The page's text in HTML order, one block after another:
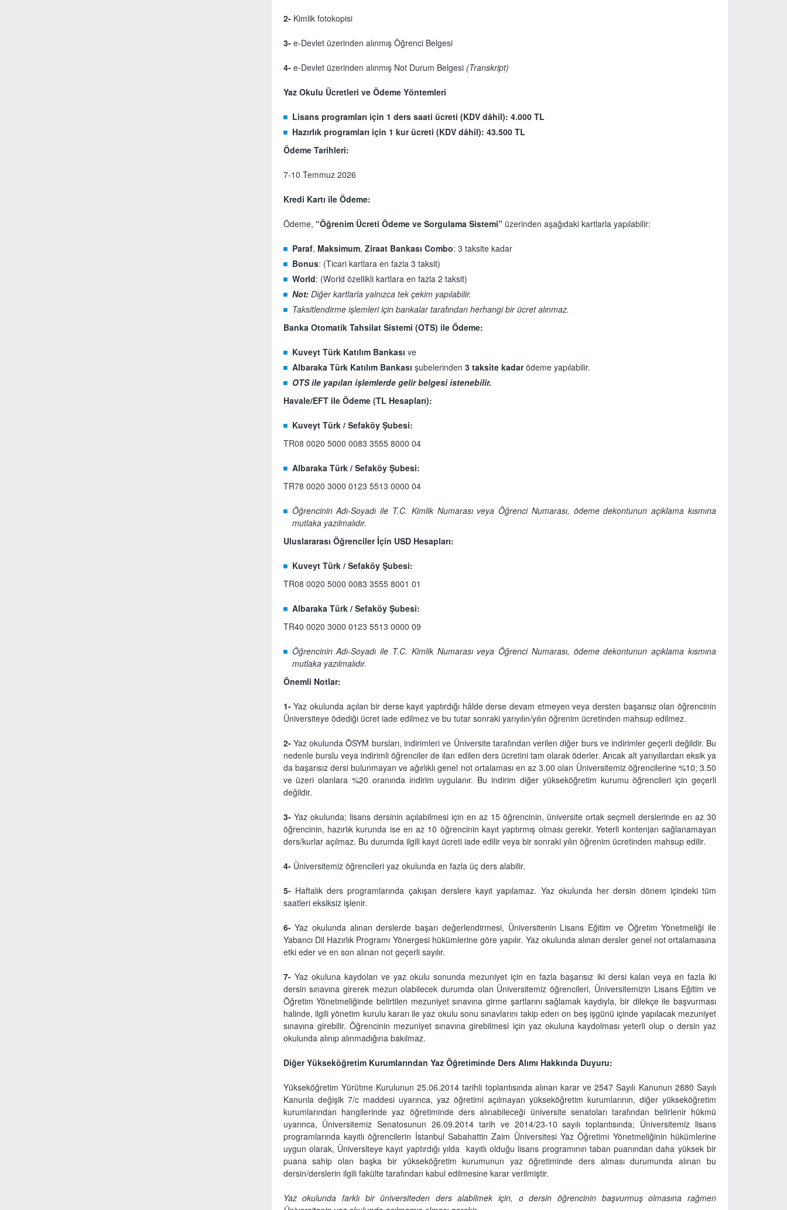
2-Kimlik fotokopisi
3-e-Devlet üzerinden alınmış Öğrenci Belgesi
4-e-Devlet üzerinden alınmış Not Durum Belgesi (Transkript)
Yaz Okulu Ücretleri ve Ödeme Yöntemleri
Lisans programları için 1 ders saati ücreti (KDV dâhil): 4.000 TL
Hazırlık programları için 1 kur ücreti (KDV dâhil): 43.500 TL
Ödeme Tarihleri:
7-10 Temmuz 2026
Kredi Kartı ile Ödeme:
Ödeme, “Öğrenim Ücreti Ödeme ve Sorgulama Sistemi”üzerinden aşağıdaki kartlarla yapılabilir:
Paraf, Maksimum, Ziraat Bankası Combo: 3 taksite kadar
Bonus: (Ticari kartlara en fazla 3 taksit)
World: (World özellikli kartlara en fazla 2 taksit)
Not:Diğer kartlarla yalnızca tek çekim yapılabilir.
Taksitlendirme işlemleri için bankalar tarafından herhangi bir ücret alınmaz.
Banka Otomatik Tahsilat Sistemi (OTS) ile Ödeme:
Kuveyt Türk Katılım Bankası ve
Albaraka Türk Katılım Bankası şubelerinden 3 taksite kadarödeme yapılabilir.
OTS ile yapılan işlemlerde gelir belgesi istenebilir.
Havale/EFT ile Ödeme (TL Hesapları):
Kuveyt Türk / Sefaköy Şubesi:
TR08 0020 5000 0083 3555 8000 04
Albaraka Türk / Sefaköy Şubesi:
TR78 0020 3000 0123 5513 0000 04
Öğrencinin Adı-Soyadı ile T.C. Kimlik Numarası veya Öğrenci Numarası, ödeme dekontunun açıklama kısmına
mutlaka yazılmalıdır.
Uluslararası Öğrenciler İçin USD Hesapları:
Kuveyt Türk / Sefaköy Şubesi:
TR08 0020 5000 0083 3555 8001 01
Albaraka Türk / Sefaköy Şubesi:
TR40 0020 3000 0123 5513 0000 09
Öğrencinin Adı-Soyadı ile T.C. Kimlik Numarası veya Öğrenci Numarası, ödeme dekontunun açıklama kısmına
mutlaka yazılmalıdır.
Önemli Notlar:
1-Yaz okulunda açılan bir derse kayıt yaptırdığı hâlde derse devam etmeyen veya dersten başarısız olan öğrencinin
Üniversiteye ödediği ücret iade edilmez ve bu tutar sonraki yarıyılın/yılın öğrenim ücretinden mahsup edilmez.
2- Yaz okulunda ÖSYM bursları, indirimleri ve Üniversite tarafından verilen diğer burs ve indirimler geçerli değildir. Bu
nedenle burslu veya indirimli öğrenciler de ilan edilen ders ücretini tam olarak öderler. Ancak alt yarıyıllardan eksik ya
da başarısız dersi bulunmayan ve ağırlıklı genel not ortalaması en az 3.00 olan Üniversitemiz öğrencilerine %10; 3.50
ve üzeri olanlara %20 oranında indirim uygulanır. Bu indirim diğer yükseköğretim kurumu öğrencileri için geçerli
değildir.
3- Yaz okulunda; lisans dersinin açılabilmesi için en az 15 öğrencinin, üniversite ortak seçmeli derslerinde en az 30
öğrencinin, hazırlık kurunda ise en az 10 öğrencinin kayıt yaptırmış olması gerekir. Yeterli kontenjan sağlanamayan
ders/kurlar açılmaz. Bu durumda ilgili kayıt ücreti iade edilir veya bir sonraki yılın öğrenim ücretinden mahsup edilir.
4- Üniversitemiz öğrencileri yaz okulunda en fazla üç ders alabilir.
5- Haftalık ders programlarında çakışan derslere kayıt yapılamaz. Yaz okulunda her dersin dönem içindeki tüm
saatleri eksiksiz işlenir.
6-Yaz okulunda alınan derslerde başarı değerlendirmesi, Üniversitenin Lisans Eğitim ve Öğretim Yönetmeliği ile
Yabancı Dil Hazırlık Programı Yönergesi hükümlerine göre yapılır. Yaz okulunda alınan dersler genel not ortalamasına
etki eder ve en son alınan not geçerli sayılır.
7-Yaz okuluna kaydolan ve yaz okulu sonunda mezuniyet için en fazla başarısız iki dersi kalan veya en fazla iki
dersin sınavına girerek mezun olabilecek durumda olan Üniversitemiz öğrencileri, Üniversitemizin Lisans Eğitim ve
Öğretim Yönetmeliğinde belirtilen mezuniyet sınavına girme şartlarını sağlamak kaydıyla, bir dilekçe ile başvurması
halinde, ilgili yönetim kurulu kararı ile yaz okulu sonu sınavlarını takip eden on beş işgünü içinde yapılacak mezuniyet
sınavına girebilir. Öğrencinin mezuniyet sınavına girebilmesi için yaz okuluna kaydolması yeterli olup o dersin yaz
okulunda alınıp alınmadığına bakılmaz.
Diğer Yükseköğretim Kurumlarından Yaz Öğretiminde Ders Alımı Hakkında Duyuru:
Yükseköğretim Yürütme Kurulunun 25.06.2014 tarihli toplantısında alınan karar ve 2547 Sayılı Kanunun 2880 Sayılı
Kanunla değişik 7/c maddesi uyarınca, yaz öğretimi açılmayan yükseköğretim kurumlarının, diğer yükseköğretim
kurumlarından hangilerinde yaz öğretiminde ders alınabileceği üniversite senatoları tarafından belirlenir hükmü
uyarınca, Üniversitemiz Senatosunun 26.09.2014 tarih ve 2014/23-10 sayılı toplantısında; Üniversitemiz lisans
programlarında kayıtlı öğrencilerin İstanbul Sabahattin Zaim Üniversitesi Yaz Öğretimi Yönetmeliğinin hükümlerine
uygun olarak, Üniversiteye kayıt yaptırdığı yılda kayıtlı olduğu lisans programının taban puanından daha yüksek bir
puana sahip olan başka bir yükseköğretim kurumunun yaz öğretiminde ders alması durumunda alınan bu
dersin/derslerin ilgili fakülte tarafından kabul edilmesine karar verilmiştir.
Yaz okulunda farklı bir üniversiteden ders alabilmek için, o dersin öğrencinin başvurmuş olmasına rağmen